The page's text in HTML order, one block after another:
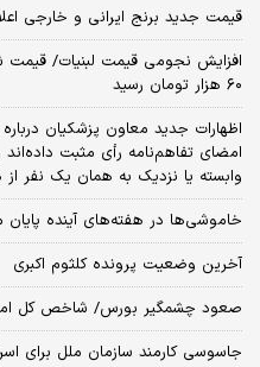
قیمت جدید برنج ایرانی و خارجی
۶۰ هزار تومان رسید
امضای تفاهم‌نامه رأی مثبت
وابسته یا نزدیک به همان یک نفر
خاموشی‌ها در هفته‌های آینده پایان
آخرین وضعیت پرونده کلثوم اکبری
صعود چشمگیر بورس/ شاخص کل امروز ۱۱۲ هزار واحد
جاسوسی کارمند سازمان ملل برای